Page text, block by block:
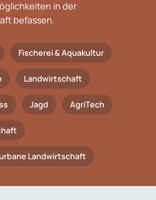
in der
befassen.
Fischerei & Aquakultur
Landwirtschaft
Jagd AgriTech
Landwirtschaft